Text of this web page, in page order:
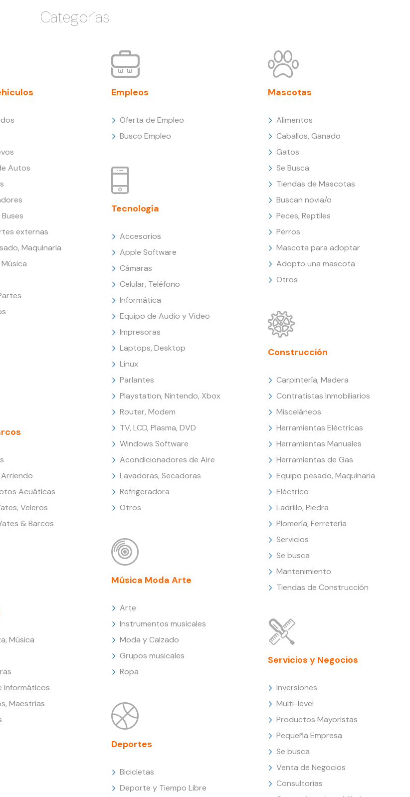
Categorías
Autos
externas
Maquinaria
Acuáticas
Veleros
& Barcos
Música
Informáticos
Maestrías
Empleos
Oferta de Empleo
Busco Empleo
Tecnología
Accesorios
Apple Software
Cámaras
Celular, Teléfono
Informática
Equipo de Audio y Video
Impresoras
Laptops, Desktop
Linux
Parlantes
Playstation, Nintendo, Xbox
Router, Modem
TV, LCD, Plasma, DVD
Windows Software
Acondicionadores de Aire
Lavadoras, Secadoras
Refrigeradora
Otros
Música Moda Arte
Arte
Instrumentos musicales
Moda y Calzado
Grupos musicales
Ropa
Deportes
Bicicletas
Deporte y Tiempo Libre
Mascotas
Alimentos
Caballos, Ganado
Gatos
Se Busca
Tiendas de Mascotas
Buscan novia/o
Peces, Reptiles
Perros
Mascota para adoptar
Adopto una mascota
Otros
Construcción
Carpintería, Madera
Contratistas Inmobiliarios
Misceláneos
Herramientas Eléctricas
Herramientas Manuales
Herramientas de Gas
Equipo pesado, Maquinaria
Eléctrico
Ladrillo, Piedra
Plomería, Ferretería
Servicios
Se busca
Mantenimiento
Tiendas de Construcción
Servicios y Negocios
Inversiones
Multi-level
Productos Mayoristas
Pequeña Empresa
Se busca
Venta de Negocios
Consultorías